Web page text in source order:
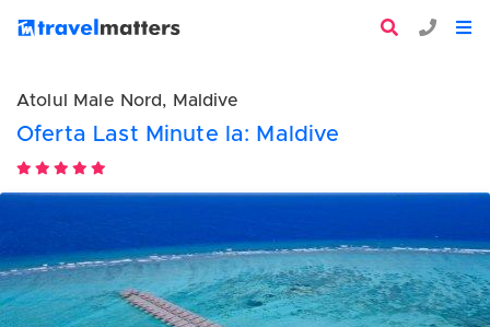
Atolul Male Nord, Maldive
Oferta Last Minute la: Maldive